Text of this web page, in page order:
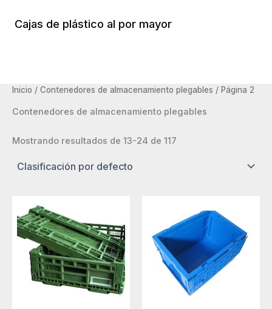
contenido
Cajas de plástico al por mayor
Inicio / Contenedores de almacenamiento plegables / Página 2
Contenedores de almacenamiento plegables
Mostrando resultados de 13-24 de 117